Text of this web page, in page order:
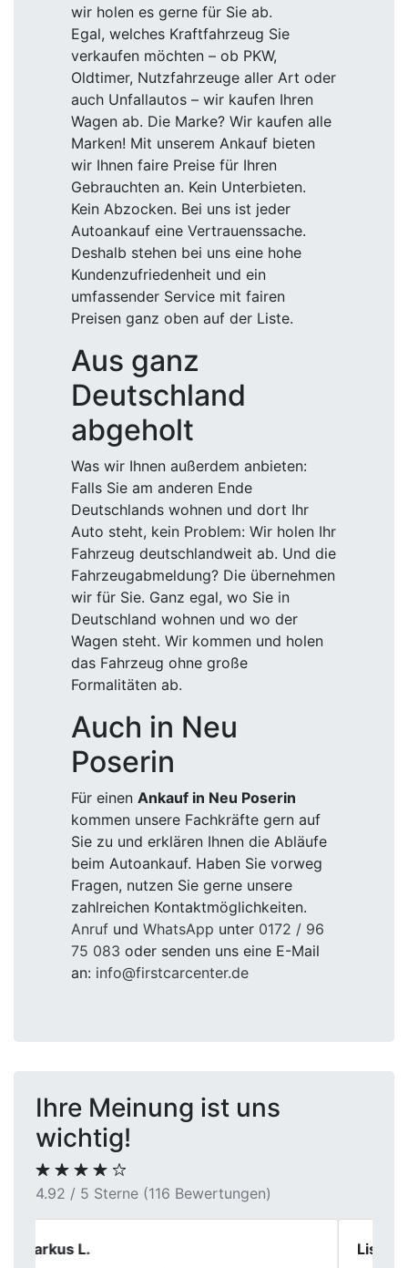
wir holen es gerne für Sie ab.
Egal, welches Kraftfahrzeug Sie
verkaufen möchten – ob PKW,
Oldtimer, Nutzfahrzeuge aller Art oder
auch Unfallautos – wir kaufen Ihren
Wagen ab. Die Marke? Wir kaufen alle
Marken! Mit unserem Ankauf bieten
wir Ihnen faire Preise für Ihren
Gebrauchten an. Kein Unterbieten.
Kein Abzocken. Bei uns ist jeder
Autoankauf eine Vertrauenssache.
Deshalb stehen bei uns eine hohe
Kundenzufriedenheit und ein
umfassender Service mit fairen
Preisen ganz oben auf der Liste.
Aus ganz
Deutschland
abgeholt
Was wir Ihnen außerdem anbieten:
Falls Sie am anderen Ende
Deutschlands wohnen und dort Ihr
Auto steht, kein Problem: Wir holen Ihr
Fahrzeug deutschlandweit ab. Und die
Fahrzeugabmeldung? Die übernehmen
wir für Sie. Ganz egal, wo Sie in
Deutschland wohnen und wo der
Wagen steht. Wir kommen und holen
das Fahrzeug ohne große
Formalitäten ab.
Auch in Neu
Poserin
Für einen Ankauf in Neu Poserin
kommen unsere Fachkräfte gern auf
Sie zu und erklären Ihnen die Abläufe
beim Autoankauf. Haben Sie vorweg
Fragen, nutzen Sie gerne unsere
zahlreichen Kontaktmöglichkeiten.
Anruf und WhatsApp unter 0172 / 96
75 083 oder senden uns eine E-Mail
an: info@firstcarcenter.de
Ihre Meinung ist uns
wichtig!
4.92 / 5 Sterne (116 Bewertungen)
Lisa Klein